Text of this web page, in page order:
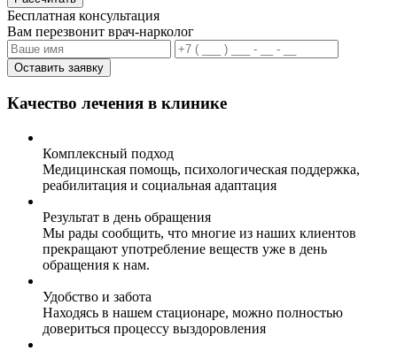
Бесплатная консультация
Вам перезвонит врач-нарколог
Оставить заявку
Качество лечения в клинике
Комплексный подход
Медицинская помощь, психологическая поддержка,
реабилитация и социальная адаптация
Результат в день обращения
Мы рады сообщить, что многие из наших клиентов
прекращают употребление веществ уже в день
обращения к нам.
Удобство и забота
Находясь в нашем стационаре, можно полностью
довериться процессу выздоровления